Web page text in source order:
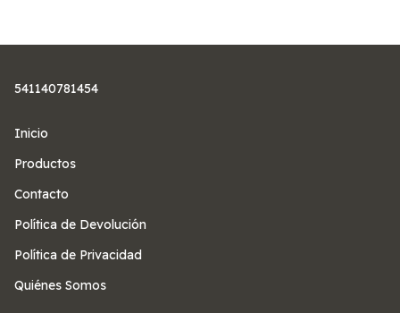
541140781454
Inicio
Productos
Contacto
Política de Devolución
Política de Privacidad
Quiénes Somos